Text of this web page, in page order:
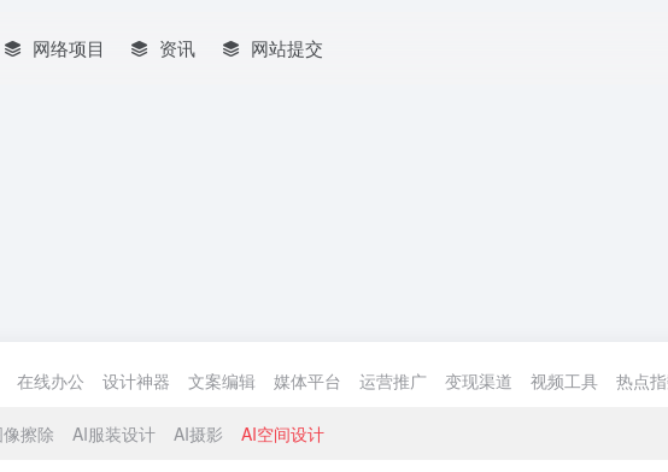
网络项目 资讯 网站提交
在线办公 设计神器 文案编辑 媒体平台 运营推广 变现渠道 视频工具 热点
擦除 AI服装设计 AI摄影 AI空间设计